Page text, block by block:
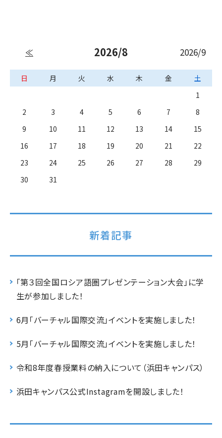
≪ 2026/8 2026/9
日 月 火 水 木 金
土
1
2
3 4 5 6 7
8
9
10 11 12 13 14
15
16
17 18 19 20 21
22
23
24 25 26 27 28
29
30
31
新着記事
「第３回全国ロシア語圏プレゼンテーション大会」に学
生が参加しました！
6月「バーチャル国際交流」イベントを実施しました！
5月「バーチャル国際交流」イベントを実施しました！
令和8年度春授業料の納入について（浜田キャンパス）
浜田キャンパス公式Instagramを開設しました！